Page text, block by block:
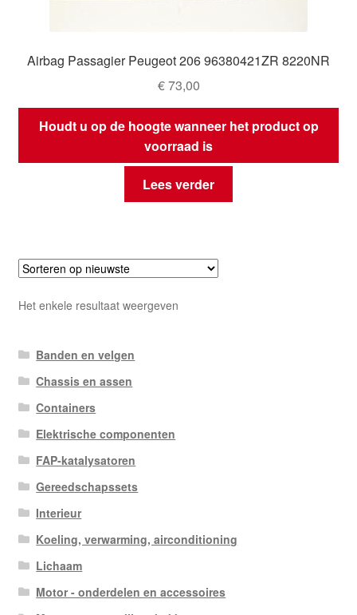
Airbag Passagier Peugeot 206 96380421ZR 8220NR
€73,00
Houdt u op de hoogte wanneer het product op
voorraad is
Lees verder
Het enkele resultaat weergeven
Banden en velgen
Chassis en assen
Containers
Elektrische componenten
FAP-katalysatoren
Gereedschapssets
Interieur
Koeling, verwarming, airconditioning
Lichaam
Motor - onderdelen en accessoires